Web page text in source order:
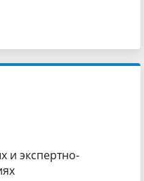
и экспертно-